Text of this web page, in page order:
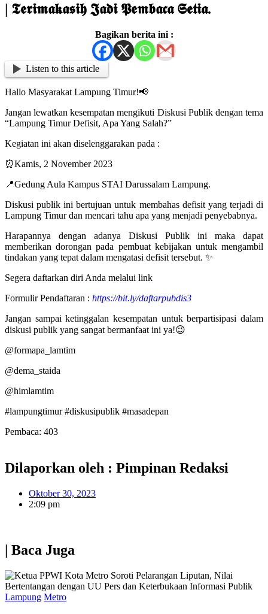
| 𝕿𝖊𝖗𝖎𝖒𝖆𝖐𝖆𝖘𝖎𝖍 𝕵𝖆𝖉𝖎 𝕻𝖊𝖒𝖇𝖆𝖈𝖆 𝕾𝖊𝖙𝖎𝖆.
Bagikan berita ini :
Listen to this article
Hallo Masyarakat Lampung Timur!📢
Jangan lewatkan kesempatan mengikuti Diskusi Publik dengan tema
“Lampung Timur Defisit, Apa Yang Salah?”
Kegiatan ini akan diselenggarakan pada :
⏰Kamis, 2 November 2023
📍Gedung Aula Kampus STAI Darussalam Lampung.
Diskusi publik ini bertujuan untuk membahas defisit yang terjadi di
Lampung Timur dan mencari tahu apa yang menjadi penyebabnya.
Harapannya dengan adanya Diskusi Publik ini maka dapat
memberikan dorongan pada pembuat kebijakan untuk mengambil
tindakan yang tepat dalam mengatasi defisit tersebut. ✨
Segera daftarkan diri Anda melalui link
Formulir Pendaftaran : https://bit.ly/daftarpubdis3
Jangan sampai ketinggalan kesempatan untuk berpartisipasi dalam
diskusi publik yang sangat bermanfaat ini ya!😉
@formapa_lamtim
@dema_staida
@himlamtim
#lampungtimur #diskusipublik #masadepan
Pembaca: 403
Dilaporkan oleh : Pimpinan Redaksi
Oktober 30, 2023
2:09 pm
| Baca Juga
Lampung Metro